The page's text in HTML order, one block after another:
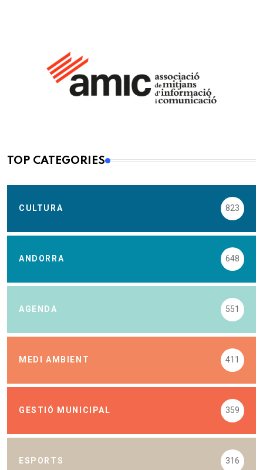
TOP CATEGORIES
CULTURA 823
ANDORRA 648
AGENDA 551
MEDI AMBIENT 411
GESTIÓ MUNICIPAL 359
ESPORTS 316